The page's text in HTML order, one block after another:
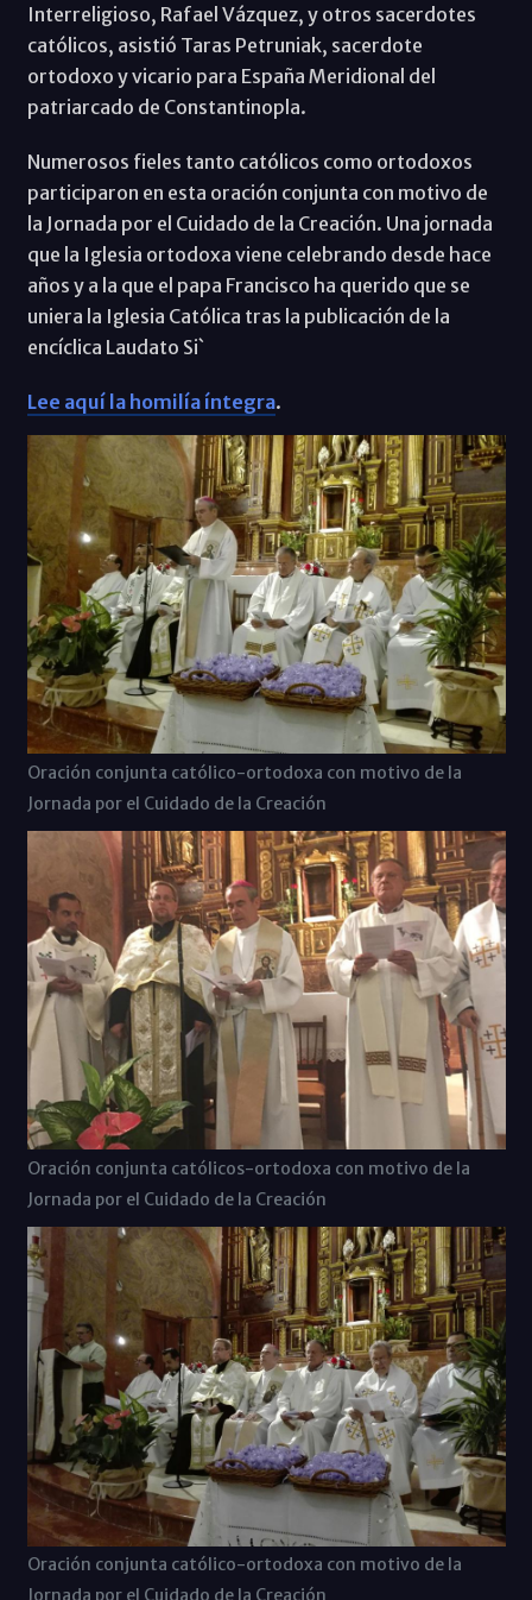
Interreligioso, Rafael Vázquez, y otros sacerdotes
católicos, asistió Taras Petruniak, sacerdote
ortodoxo y vicario para España Meridional del
patriarcado de Constantinopla.
Numerosos fieles tanto católicos como ortodoxos
participaron en esta oración conjunta con motivo de
la Jornada por el Cuidado de la Creación. Una jornada
que la Iglesia ortodoxa viene celebrando desde hace
años y a la que el papa Francisco ha querido que se
uniera la Iglesia Católica tras la publicación de la
encíclica Laudato Si`
Lee aquí la homilía íntegra.
Oración conjunta católico-ortodoxa con motivo de la
Jornada por el Cuidado de la Creación
Oración conjunta católicos-ortodoxa con motivo de la
Jornada por el Cuidado de la Creación
Oración conjunta católico-ortodoxa con motivo de la
Jornada por el Cuidado de la Creación